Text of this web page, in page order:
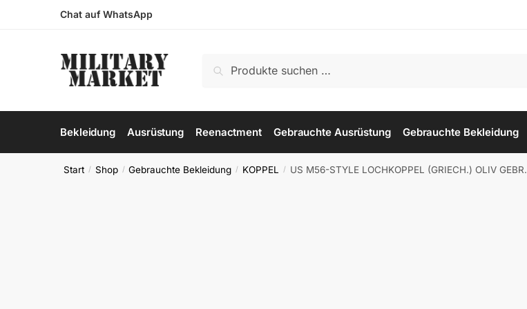
Chat auf WhatsApp
nach:
Suchen
Bekleidung Ausrüstung Reenactment Gebrauchte Ausrüstung Gebrauchte Bekleidung
Start / Shop / Gebrauchte Bekleidung / KOPPEL / US M56-STYLE LOCHKOPPEL (GRIECH.) OLIV GEBR.